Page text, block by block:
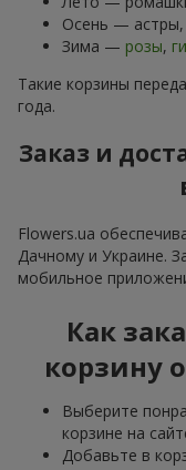
Осень — астры,
Зима — розы,
Такие корзины
года.
Заказ и
Flowers.ua
Дачному и Украине.
мобильное
Как
корзину
Выберите
корзине на
Добавьте в